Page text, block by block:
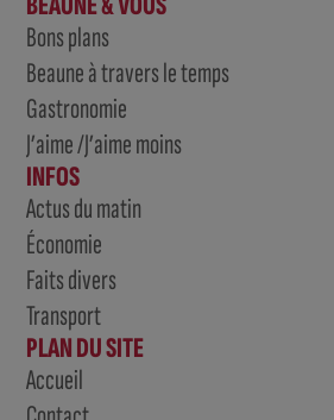
Bons plans
Beaune à travers le temps
Gastronomie
J’aime /J’aime moins
INFOS
Actus du matin
Économie
Faits divers
Transport
PLAN DU SITE
Accueil